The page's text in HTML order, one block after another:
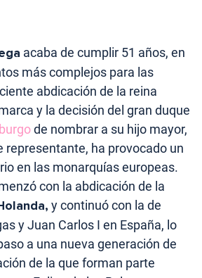
acaba de cumplir 51 años, en
más complejos para las
abdicación de la reina
y la decisión del gran duque
de nombrar a su hijo mayor,
representante, ha provocado un
en las monarquías europeas.
con la abdicación de la
y continuó con la de
y Juan Carlos I en España, lo
a una nueva generación de
de la que forman parte